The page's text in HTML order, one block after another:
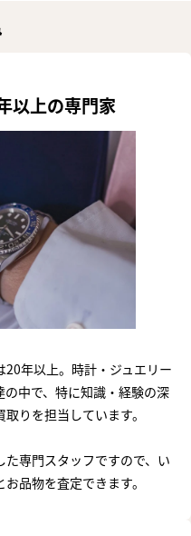
以上の専門家
年以上。時計・ジュエリー
中で、特に知識・経験の深
りを担当しています。
専門スタッフですので、い
品物を査定できます。